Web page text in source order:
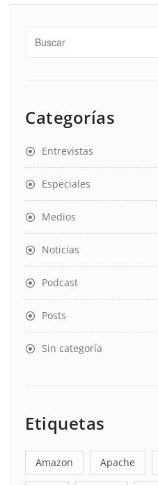
Categorías
Entrevistas
Especiales
Medios
Noticias
Podcast
Posts
Sin categoría
Etiquetas
Amazon Apache